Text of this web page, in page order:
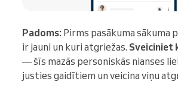
Padoms: Pirms pasākuma sākuma
ir jauni un kuri atgriežas. Sveiciniet
— šīs mazās personiskās nianses
justies gaidītiem un veicina viņu